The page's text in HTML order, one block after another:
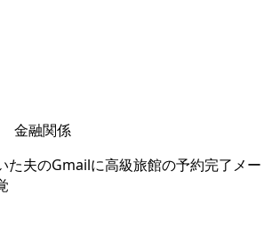
融関係
た夫のGmailに高級旅館の予約完了メー